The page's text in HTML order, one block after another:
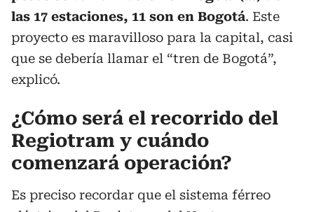
las 17 estaciones, 11 son en Bogotá. Este
proyecto es maravilloso para la capital, casi
que se debería llamar el “tren de Bogotá”,
explicó.
¿Cómo será el recorrido del
Regiotram y cuándo
comenzará operación?
Es preciso recordar que el sistema férreo